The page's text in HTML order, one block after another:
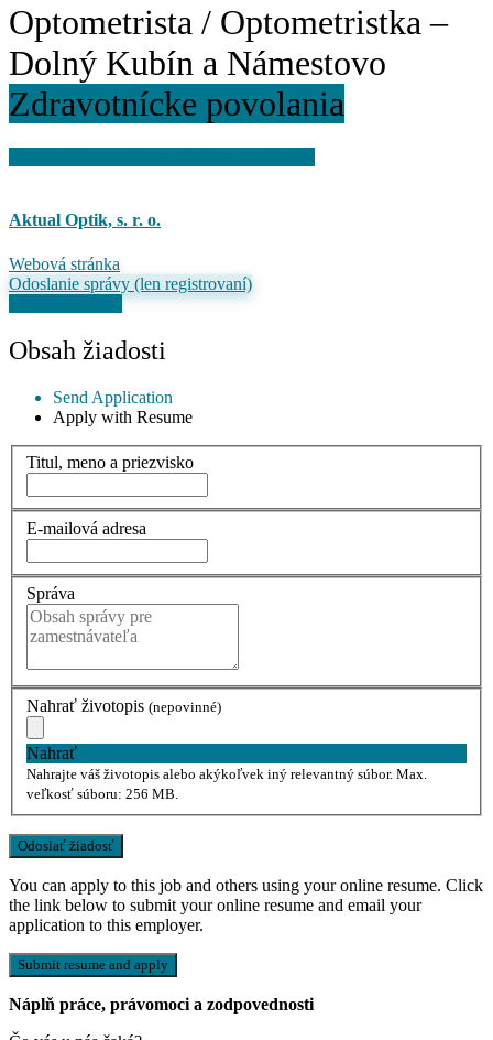
Optometrista / Optometristka –
Dolný Kubín a Námestovo
Zdravotnícke povolania
Aktual Optik, s. r. o.
Webová stránka
Odoslanie správy (len registrovaní)
Obsah žiadosti
Send Application
Apply with Resume
Titul, meno a priezvisko
E-mailová adresa
Správa
Nahrať životopis (nepovinné)
Nahrať
Nahrajte váš životopis alebo akýkoľvek iný relevantný súbor. Max.
veľkosť súboru: 256 MB.
You can apply to this job and others using your online resume. Click
the link below to submit your online resume and email your
application to this employer.
Náplň práce, právomoci a zodpovednosti